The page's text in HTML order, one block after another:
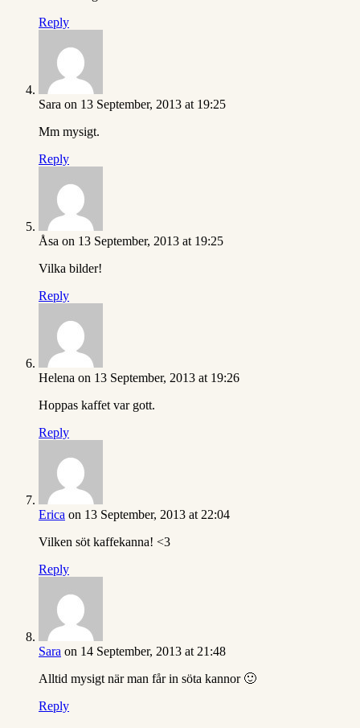
Reply
Sara on 13 September, 2013 at 19:25
Mm mysigt.
Reply
Åsa on 13 September, 2013 at 19:25
Vilka bilder!
Reply
Helena on 13 September, 2013 at 19:26
Hoppas kaffet var gott.
Reply
Erica on 13 September, 2013 at 22:04
Vilken söt kaffekanna! <3
Reply
Sara on 14 September, 2013 at 21:48
Alltid mysigt när man får in söta kannor 🙂
Reply